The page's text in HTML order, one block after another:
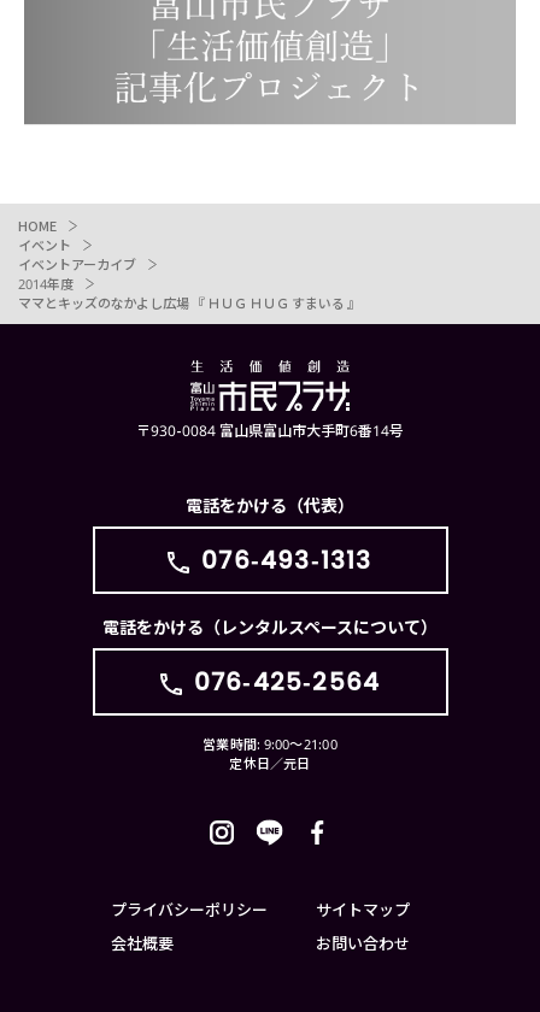
HOME
イベント
イベントアーカイブ
2014年度
ママとキッズのなかよし広場 『 ＨＵＧ ＨＵＧ すまいる 』
〒930-0084 富山県富山市大手町6番14号
電話をかける（代表）
076-493-1313
電話をかける（レンタルスペースについて）
076-425-2564
営業時間: 9:00〜21:00
定休日／元日
プライバシーポリシー
サイトマップ
会社概要
お問い合わせ